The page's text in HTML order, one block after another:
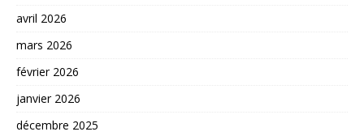
avril 2026
mars 2026
février 2026
janvier 2026
décembre 2025